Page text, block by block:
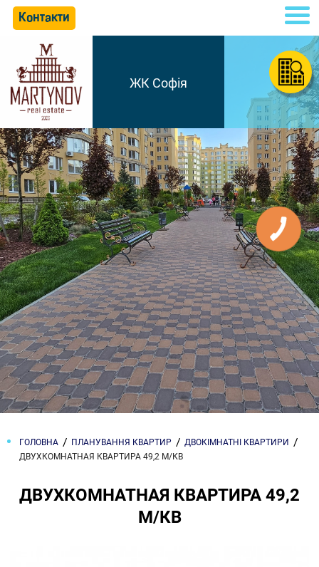
Контакти
ЖК Софія
ГОЛОВНА ПЛАНУВАННЯ КВАРТИР
ДВОКІМНАТНІ КВАРТИРИ
ДВУХКОМНАТНАЯ КВАРТИРА 49,2 М/КВ
ДВУХКОМНАТНАЯ КВАРТИРА 49,2
М/КВ